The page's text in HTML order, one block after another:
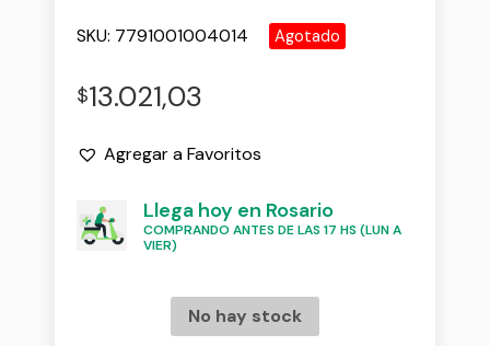
SKU: 7791001004014 Agotado
$13.021,03
Agregar a Favoritos
Llega hoy en Rosario
COMPRANDO ANTES DE LAS 17 HS (LUN A
VIER)
No hay stock